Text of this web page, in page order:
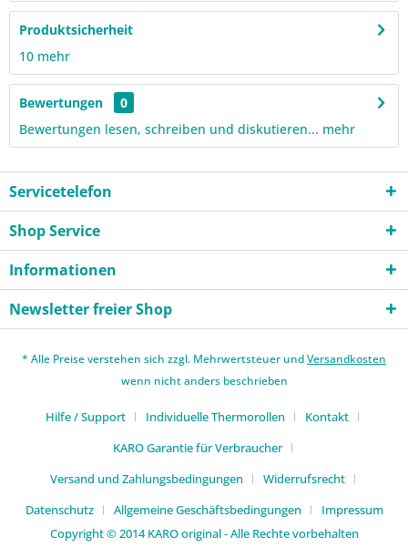
Produktsicherheit
10 mehr
Bewertungen
0
Bewertungen lesen, schreiben und diskutieren... mehr
Servicetelefon
Shop Service
Informationen
Newsletter freier Shop
* Alle Preise verstehen sich zzgl. Mehrwertsteuer undVersandkosten
wenn nicht anders beschrieben
Hilfe / Support Individuelle Thermorollen
Kontakt
KARO Garantie für Verbraucher
Versand und Zahlungsbedingungen
Widerrufsrecht
Datenschutz
Allgemeine Geschäftsbedingungen
Impressum
Copyright © 2014 KARO original - Alle Rechte vorbehalten